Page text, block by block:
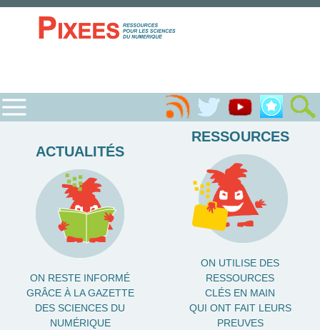
ACTUALITÉS
ON RESTE INFORMÉ
GRÂCE À LA GAZETTE
DES SCIENCES DU
NUMÉRIQUE
RESSOURCES
ON UTILISE DES
RESSOURCES
CLÉS EN MAIN
QUI ONT FAIT LEURS
PREUVES